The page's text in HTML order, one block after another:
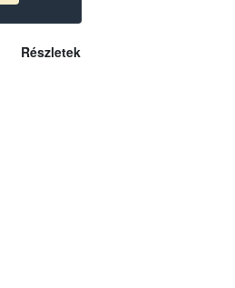
Részletek